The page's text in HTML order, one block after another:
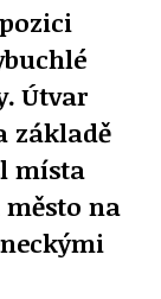
Útvar
základě
místa
na